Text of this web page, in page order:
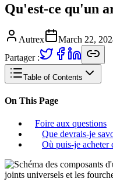
Qu'est-ce qu'un
Autrex March 22,
Partager :
Table of Contents
On This Page
Foire aux questions
Que devrais-je
Où puis-je acheter